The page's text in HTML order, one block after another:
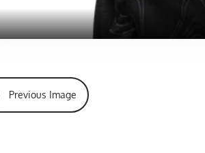
Previous Image